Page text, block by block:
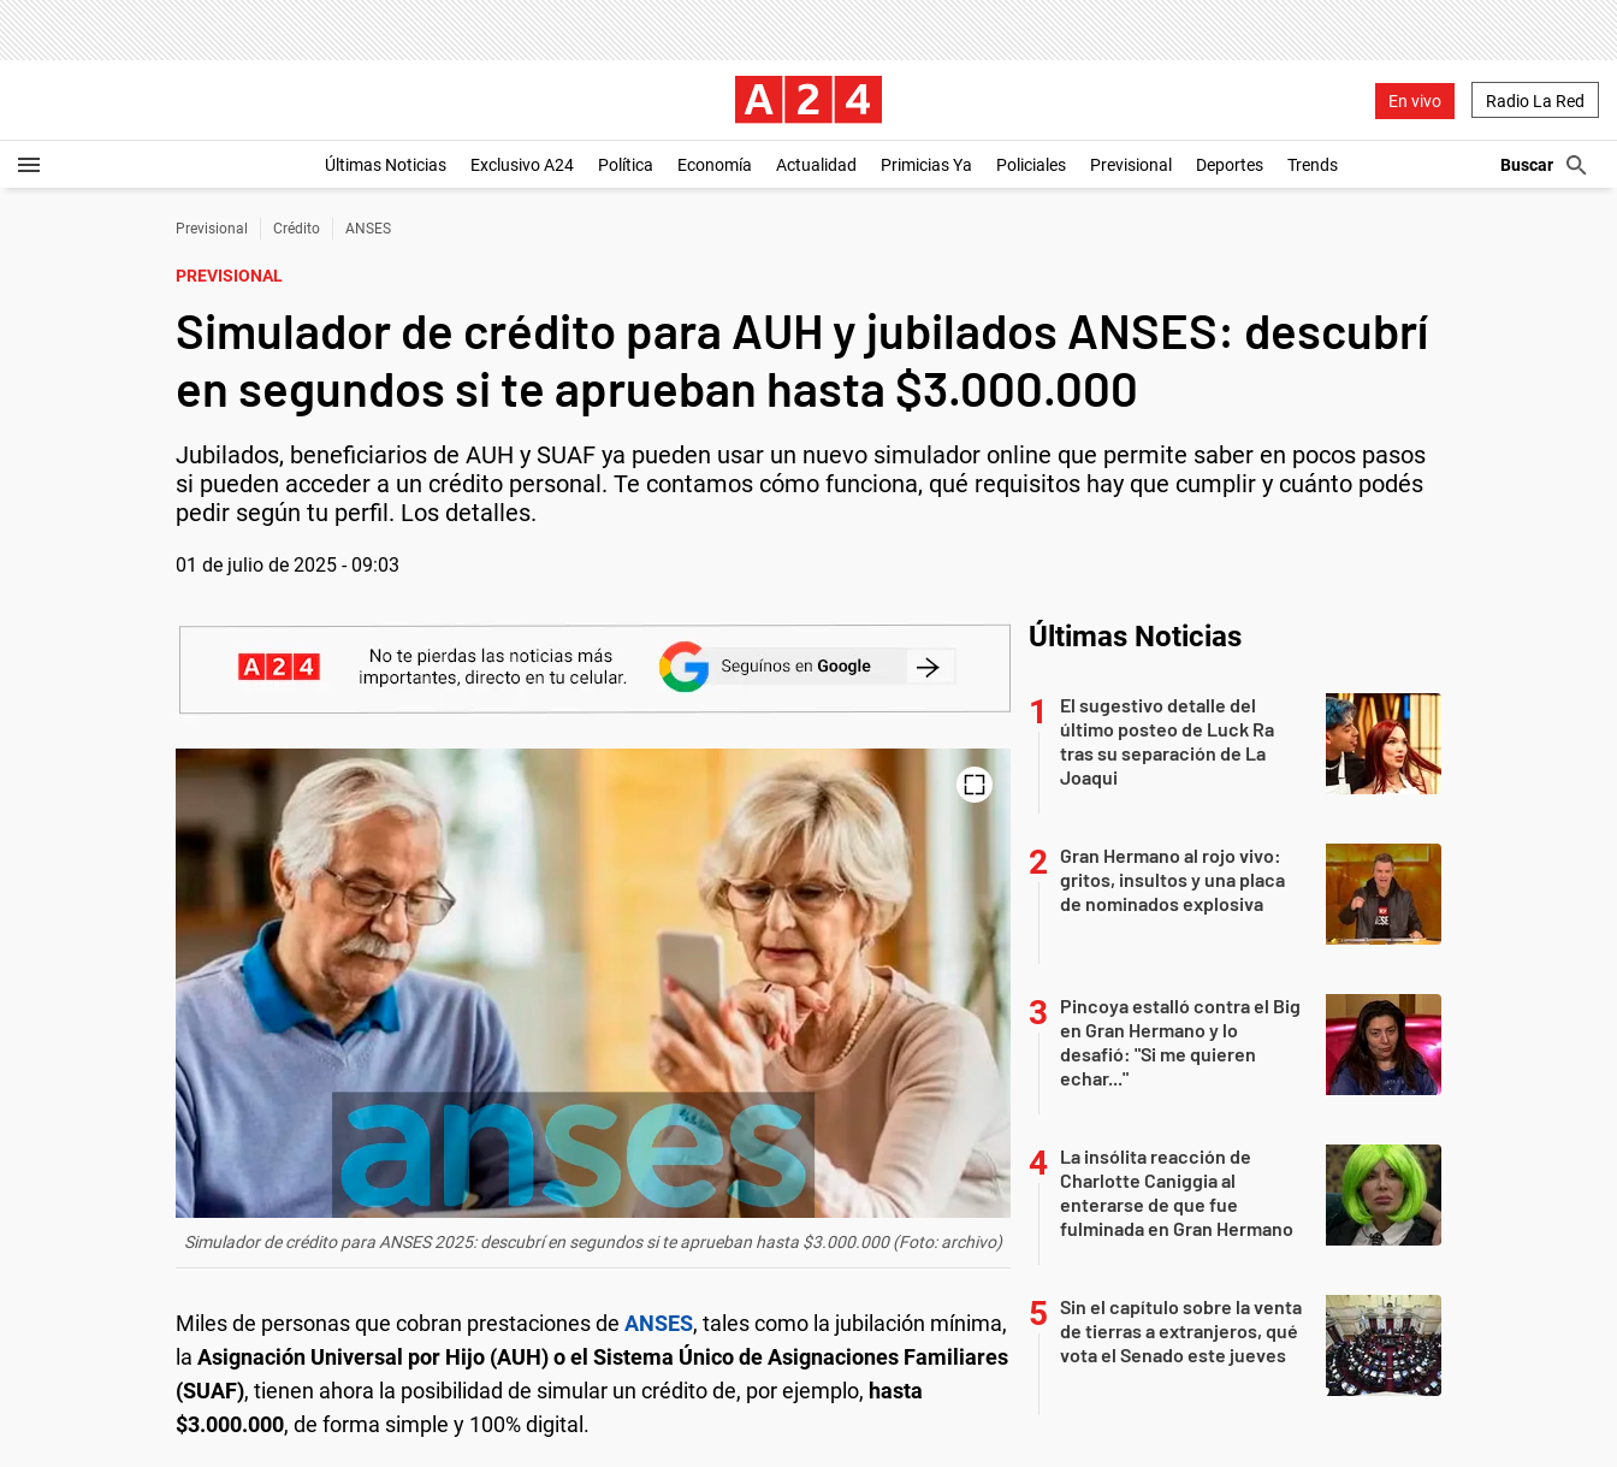
En vivo Radio La Red
Últimas Noticias Exclusivo A24 Política Economía Actualidad Primicias Ya Policiales Previsional Deportes Trends
Previsional Crédito ANSES
PREVISIONAL
Simulador de crédito para AUH y jubilados ANSES: descubrí
en segundos si te aprueban hasta $3.000.000
Jubilados, beneficiarios de AUH y SUAF ya pueden usar un nuevo simulador online que permite saber en pocos pasos
si pueden acceder a un crédito personal. Te contamos cómo funciona, qué requisitos hay que cumplir y cuánto podés
pedir según tu perfil. Los detalles.
01 de julio de 2025 - 09:03
Simulador de crédito para ANSES 2025: descubrí en segundos si te aprueban hasta $3.000.000 (Foto: archivo)
Miles de personas que cobran prestaciones de ANSES, tales como la jubilación mínima,
la Asignación Universal por Hijo (AUH) o el Sistema Único de Asignaciones Familiares
(SUAF), tienen ahora la posibilidad de simular un crédito de, por ejemplo, hasta
$3.000.000, de forma simple y 100% digital.
Últimas Noticias
El sugestivo detalle del
último posteo de Luck Ra
tras su separación de La
Joaqui
Gran Hermano al rojo vivo:
gritos, insultos y una placa
de nominados explosiva
Pincoya estalló contra el Big
en Gran Hermano y lo
desafió: "Si me quieren
echar..."
La insólita reacción de
Charlotte Caniggia al
enterarse de que fue
fulminada en Gran Hermano
Sin el capítulo sobre la venta
de tierras a extranjeros, qué
vota el Senado este jueves